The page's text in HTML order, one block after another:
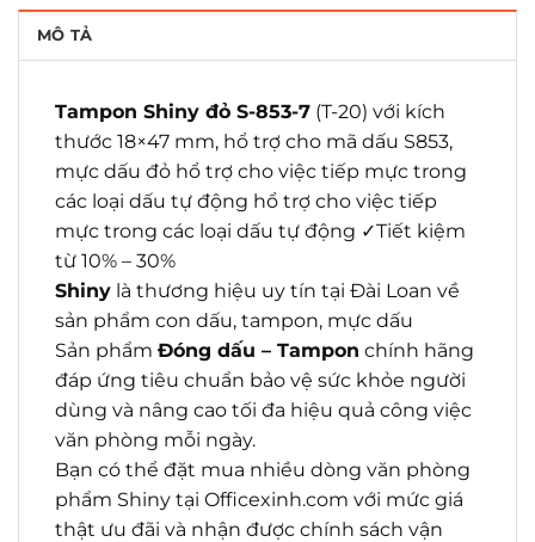
MÔ TẢ
Tampon Shiny đỏ S-853-7 (T-20) với kích
thước 18×47 mm, hổ trợ cho mã dấu S853,
mực dấu đỏ hổ trợ cho việc tiếp mực trong
các loại dấu tự động hổ trợ cho việc tiếp
mực trong các loại dấu tự động ✓Tiết kiệm
từ 10% – 30%
Shiny là thương hiệu uy tín tại Đài Loan về
sản phẩm con dấu, tampon, mực dấu
Sản phẩm Đóng dấu – Tampon chính hãng
đáp ứng tiêu chuẩn bảo vệ sức khỏe người
dùng và nâng cao tối đa hiệu quả công việc
văn phòng mỗi ngày.
Bạn có thể đặt mua nhiều dòng văn phòng
phẩm Shiny tại Officexinh.com với mức giá
thật ưu đãi và nhận được chính sách vận